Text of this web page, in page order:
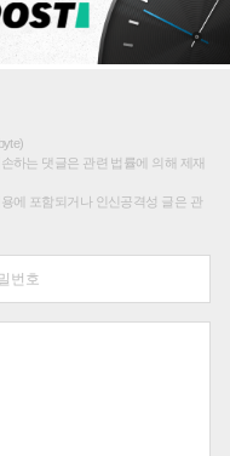
하는 댓글은 관련 법률에 의해 제재
에 포함되거나 인신공격성 글은 관